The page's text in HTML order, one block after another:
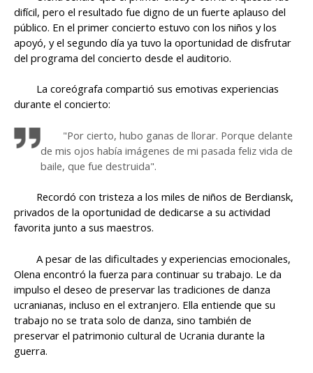
difícil, pero el resultado fue digno de un fuerte aplauso del
público. En el primer concierto estuvo con los niños y los
apoyó, y el segundo día ya tuvo la oportunidad de disfrutar
del programa del concierto desde el auditorio.
La coreógrafa compartió sus emotivas experiencias
durante el concierto:
"Por cierto, hubo ganas de llorar. Porque delante
de mis ojos había imágenes de mi pasada feliz vida de
baile, que fue destruida".
Recordó con tristeza a los miles de niños de Berdiansk,
privados de la oportunidad de dedicarse a su actividad
favorita junto a sus maestros.
A pesar de las dificultades y experiencias emocionales,
Olena encontró la fuerza para continuar su trabajo. Le da
impulso el deseo de preservar las tradiciones de danza
ucranianas, incluso en el extranjero. Ella entiende que su
trabajo no se trata solo de danza, sino también de
preservar el patrimonio cultural de Ucrania durante la
guerra.